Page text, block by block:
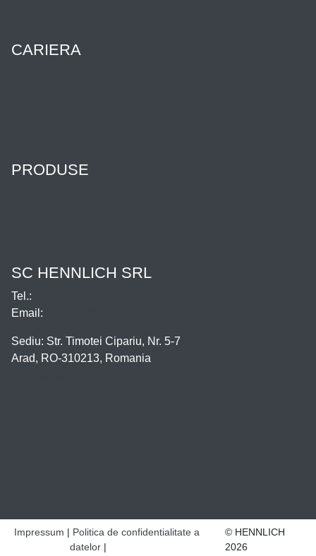
CARIERA
PRODUSE
SC HENNLICH SRL
Tel.:
Email:
Sediu: Str. Timotei Cipariu, Nr. 5-7
Arad, RO-310213, Romania
Impressum
Politica de confidentialitate a
datelor
© HENNLICH
2026